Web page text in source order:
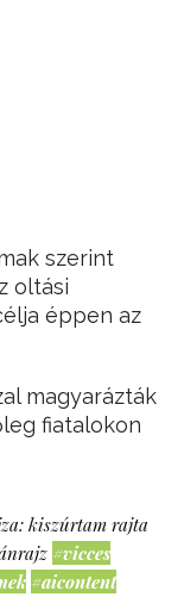
szerint
oltási
éppen az
magyarázták
fiatalokon
kiszúrtam rajta
#vicces
#aicontent